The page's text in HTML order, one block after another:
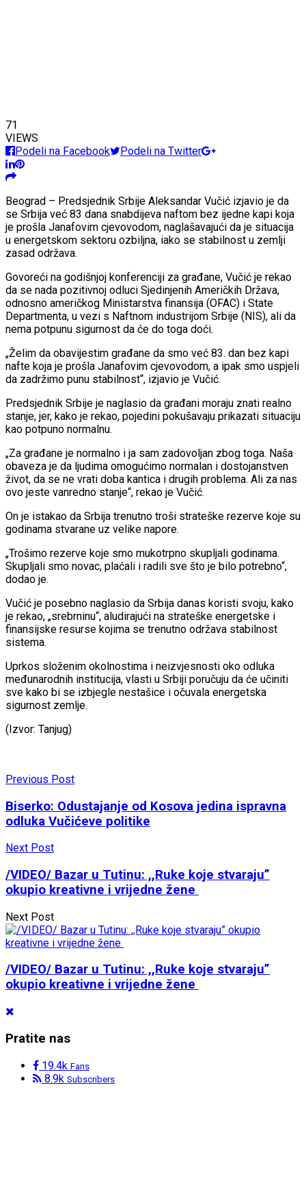
71
VIEWS
Podeli na Facebook
Podeli na Twitter
Beograd – Predsjednik Srbije Aleksandar Vučić izjavio je da
se Srbija već 83 dana snabdijeva naftom bez ijedne kapi koja
je prošla Janafovim cjevovodom, naglašavajući da je situacija
u energetskom sektoru ozbiljna, iako se stabilnost u zemlji
zasad održava.
Govoreći na godišnjoj konferenciji za građane, Vučić je rekao
da se nada pozitivnoj odluci Sjedinjenih Američkih Država,
odnosno američkog Ministarstva finansija (OFAC) i State
Departmenta, u vezi s Naftnom industrijom Srbije (NIS), ali da
nema potpunu sigurnost da će do toga doći.
„Želim da obavijestim građane da smo već 83. dan bez kapi
nafte koja je prošla Janafovim cjevovodom, a ipak smo uspjeli
da zadržimo punu stabilnost“, izjavio je Vučić.
Predsjednik Srbije je naglasio da građani moraju znati realno
stanje, jer, kako je rekao, pojedini pokušavaju prikazati situaciju
kao potpuno normalnu.
„Za građane je normalno i ja sam zadovoljan zbog toga. Naša
obaveza je da ljudima omogućimo normalan i dostojanstven
život, da se ne vrati doba kantica i drugih problema. Ali za nas
ovo jeste vanredno stanje“, rekao je Vučić.
On je istakao da Srbija trenutno troši strateške rezerve koje su
godinama stvarane uz velike napore.
„Trošimo rezerve koje smo mukotrpno skupljali godinama.
Skupljali smo novac, plaćali i radili sve što je bilo potrebno“,
dodao je.
Vučić je posebno naglasio da Srbija danas koristi svoju, kako
je rekao, „srebrninu“, aludirajući na strateške energetske i
finansijske resurse kojima se trenutno održava stabilnost
sistema.
Uprkos složenim okolnostima i neizvjesnosti oko odluka
međunarodnih institucija, vlasti u Srbiji poručuju da će učiniti
sve kako bi se izbjegle nestašice i očuvala energetska
sigurnost zemlje.
(Izvor: Tanjug)
Previous Post
Biserko: Odustajanje od Kosova jedina ispravna
odluka Vučićeve politike
Next Post
/VIDEO/ Bazar u Tutinu: ,,Ruke koje stvaraju”
okupio kreativne i vrijedne žene
Next Post
/VIDEO/ Bazar u Tutinu: ,,Ruke koje stvaraju”
okupio kreativne i vrijedne žene
Pratite nas
19.4k Fans
8.9k Subscribers